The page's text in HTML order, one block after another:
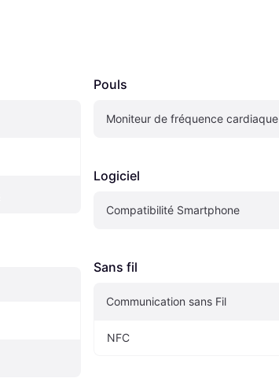
Pouls
Moniteur de fréquence cardiaque
Logiciel
Compatibilité Smartphone
Sans fil
Communication sans Fil
NFC